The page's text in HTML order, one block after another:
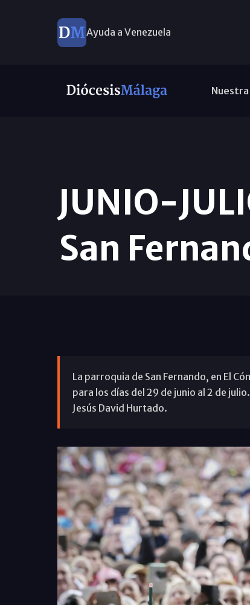
Ayuda a Venezuela
JUNIO-
San
La parroquia de San Fernando, en El
para los días del 29 de junio al 2 de
Jesús David Hurtado.